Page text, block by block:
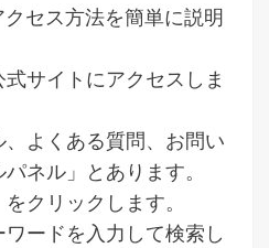
セス方法を簡単に説明
サイトにアクセスしま
、よくある質問、お問い
ネル」とあります。
クリックします。
ードを入力して検索し